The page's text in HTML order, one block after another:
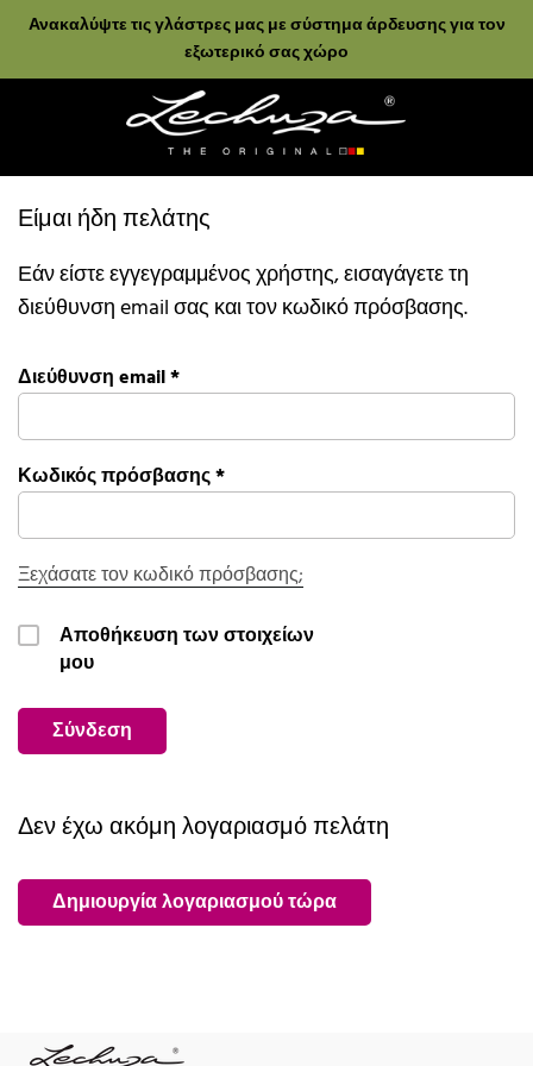
Ανακαλύψτε τις γλάστρες μας με σύστημα άρδευσης για τον
εξωτερικό σας χώρο
Είμαι ήδη πελάτης
Εάν είστε εγγεγραμμένος χρήστης, εισαγάγετε τη
διεύθυνση email σας και τον κωδικό πρόσβασης.
Διεύθυνση email*
Κωδικός πρόσβασης*
Ξεχάσατε τον κωδικό πρόσβασης;
Αποθήκευση των στοιχείων
μου
Σύνδεση
Δεν έχω ακόμη λογαριασμό πελάτη
Δημιουργία λογαριασμού τώρα